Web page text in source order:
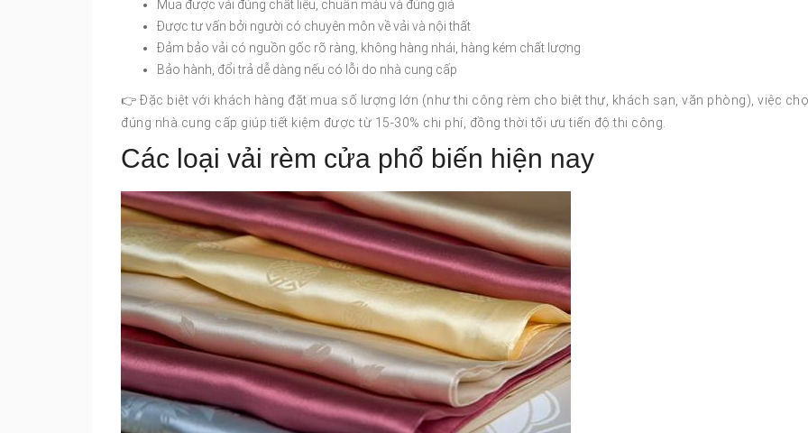
Mua được vải đúng chất liệu, chuẩn màu và đúng giá
Được tư vấn bởi người có chuyên môn về vải và nội thất
Đảm bảo vải có nguồn gốc rõ ràng, không hàng nhái, hàng kém chất lượng
Bảo hành, đổi trả dễ dàng nếu có lỗi do nhà cung cấp
👉 Đặc biệt với khách hàng đặt mua số lượng lớn (như thi công rèm cho biệt thự, khách sạn, văn phòng), việc
đúng nhà cung cấp giúp tiết kiệm được từ 15-30% chi phí, đồng thời tối ưu tiến độ thi công.
Các loại vải rèm cửa phổ biến hiện nay